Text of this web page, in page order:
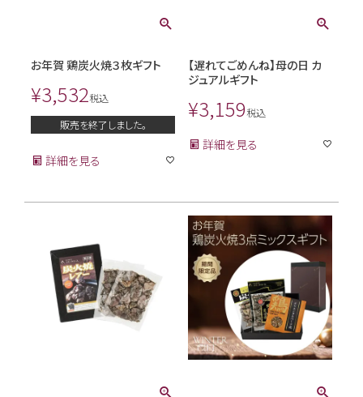
お年賀 鶏炭火焼３枚ギフト
¥3,532税込
販売を終了しました。
詳細を見る
【遅れてごめんね】母の日 カ
ジュアルギフト
¥3,159税込
詳細を見る